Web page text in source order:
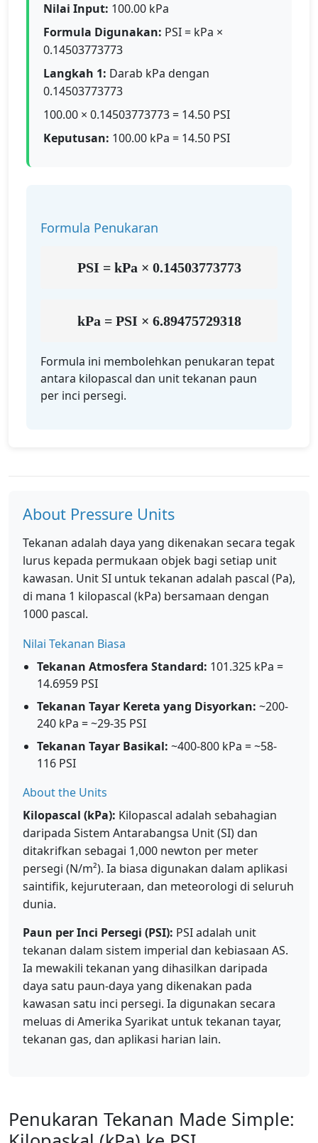
Nilai Input: 100.00 kPa
Formula Digunakan: PSI = kPa ×
0.14503773773
Langkah 1: Darab kPa dengan
0.14503773773
100.00 × 0.14503773773 = 14.50 PSI
Keputusan: 100.00 kPa = 14.50 PSI
Formula Penukaran
PSI = kPa × 0.14503773773
kPa = PSI × 6.89475729318
Formula ini membolehkan penukaran tepat
antara kilopascal dan unit tekanan paun
per inci persegi.
About Pressure Units
Tekanan adalah daya yang dikenakan secara tegak
lurus kepada permukaan objek bagi setiap unit
kawasan. Unit SI untuk tekanan adalah pascal (Pa),
di mana 1 kilopascal (kPa) bersamaan dengan
1000 pascal.
Nilai Tekanan Biasa
Tekanan Atmosfera Standard: 101.325 kPa =
14.6959 PSI
Tekanan Tayar Kereta yang Disyorkan: ~200-
240 kPa = ~29-35 PSI
Tekanan Tayar Basikal: ~400-800 kPa = ~58-
116 PSI
About the Units
Kilopascal (kPa): Kilopascal adalah sebahagian
daripada Sistem Antarabangsa Unit (SI) dan
ditakrifkan sebagai 1,000 newton per meter
persegi (N/m²). Ia biasa digunakan dalam aplikasi
saintifik, kejuruteraan, dan meteorologi di seluruh
dunia.
Paun per Inci Persegi (PSI): PSI adalah unit
tekanan dalam sistem imperial dan kebiasaan AS.
Ia mewakili tekanan yang dihasilkan daripada
daya satu paun-daya yang dikenakan pada
kawasan satu inci persegi. Ia digunakan secara
meluas di Amerika Syarikat untuk tekanan tayar,
tekanan gas, dan aplikasi harian lain.
Penukaran Tekanan Made Simple: